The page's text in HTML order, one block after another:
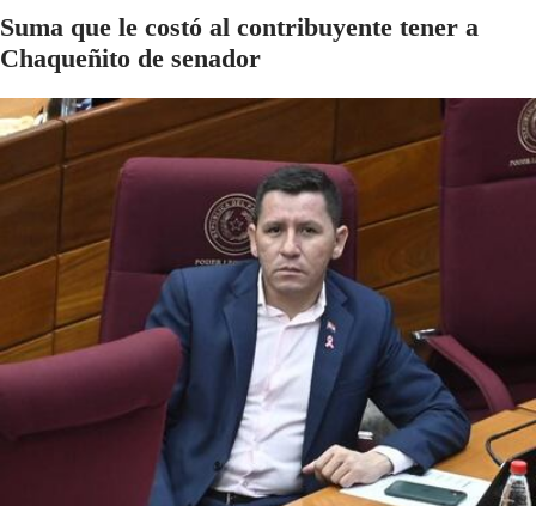
Suma que le costó al contribuyente tener a
Chaqueñito de senador